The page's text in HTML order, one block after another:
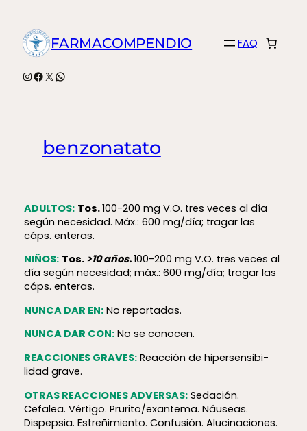
contenidoFARMACOMPENDIO FAQ
Instagram
Facebook
X WhatsApp
benzonatato
ADULTOS: Tos.100-200 mg V.O. tres veces al día
según necesidad. Máx.: 600 mg/día; tragar las
cáps. enteras.
NIÑOS: Tos. >10 años.100-200 mg V.O. tres veces al
día según necesidad; máx.: 600 mg/día; tragar las
cáps. enteras.
NUNCA DAR EN:No reportadas.
NUNCA DAR CON:No se conocen.
REACCIONES GRAVES:Reacción de hiper­sen­si­bi­
lidad grave.
OTRAS REACCIONES ADVERSAS:Sedación.
Cefalea. Vértigo. Prurito/exantema. Náuseas.
Dispepsia. Estreñimiento. Confusión. Alucinaciones.